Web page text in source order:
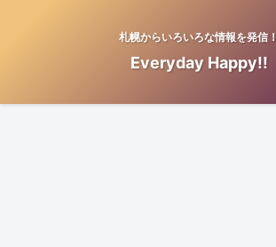
札幌からいろいろな情報を発信！
Everyday Happy!!